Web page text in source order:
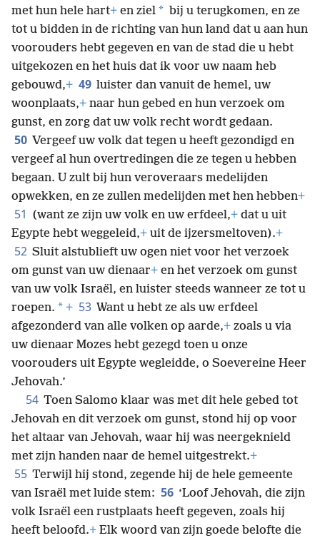
met hun hele hart+ en ziel * bij u terugkomen, en ze
tot u bidden in de richting van hun land dat u aan hun
voorouders hebt gegeven en van de stad die u hebt
uitgekozen en het huis dat ik voor uw naam heb
gebouwd,+ 49 luister dan vanuit de hemel, uw
woonplaats,+ naar hun gebed en hun verzoek om
gunst, en zorg dat uw volk recht wordt gedaan.
50 Vergeef uw volk dat tegen u heeft gezondigd en
vergeef al hun overtredingen die ze tegen u hebben
begaan. U zult bij hun veroveraars medelijden
opwekken, en ze zullen medelijden met hen hebben+
51 (want ze zijn uw volk en uw erfdeel,+ dat u uit
Egypte hebt weggeleid,+ uit de ijzersmeltoven).+
52 Sluit alstublieft uw ogen niet voor het verzoek
om gunst van uw dienaar+ en het verzoek om gunst
van uw volk Israël, en luister steeds wanneer ze tot u
roepen. * + 53 Want u hebt ze als uw erfdeel
afgezonderd van alle volken op aarde,+ zoals u via
uw dienaar Mozes hebt gezegd toen u onze
voorouders uit Egypte wegleidde, o Soevereine Heer
Jehovah.’
54 Toen Salomo klaar was met dit hele gebed tot
Jehovah en dit verzoek om gunst, stond hij op voor
het altaar van Jehovah, waar hij was neergeknield
met zijn handen naar de hemel uitgestrekt.+
55 Terwijl hij stond, zegende hij de hele gemeente
van Israël met luide stem: 56 ‘Loof Jehovah, die zijn
volk Israël een rustplaats heeft gegeven, zoals hij
heeft beloofd.+ Elk woord van zijn goede belofte die